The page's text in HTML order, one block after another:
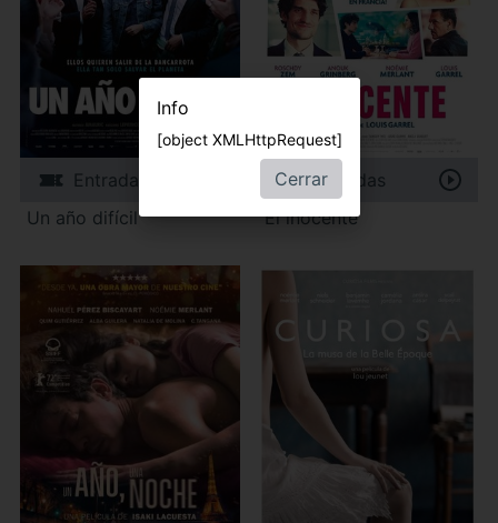
Entradas
Un año difícil
Entradas
El inocente
Info
[object XMLHttpRequest]
Cerrar